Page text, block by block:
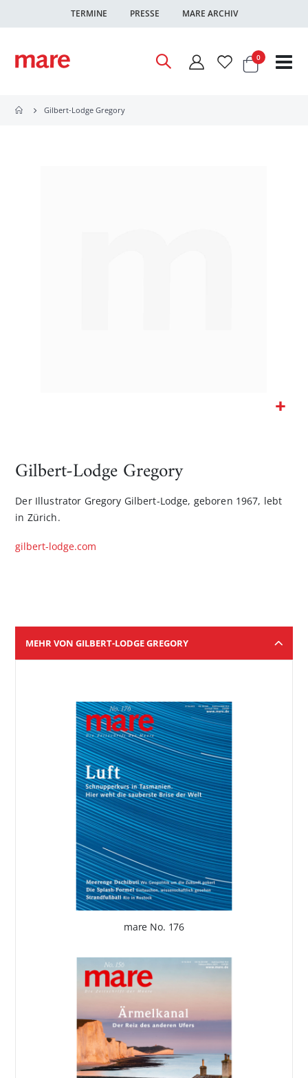
TERMINE PRESSE MARE ARCHIV
Warenkorb
0Artikel
Gilbert-Lodge Gregory
Bildgalerie
Gilbert-Lodge Gregory
Der Illustrator Gregory Gilbert-Lodge, geboren 1967, lebt
in Zürich.
gilbert-lodge.com
MEHR VON GILBERT-LODGE GREGORY
mare No. 176